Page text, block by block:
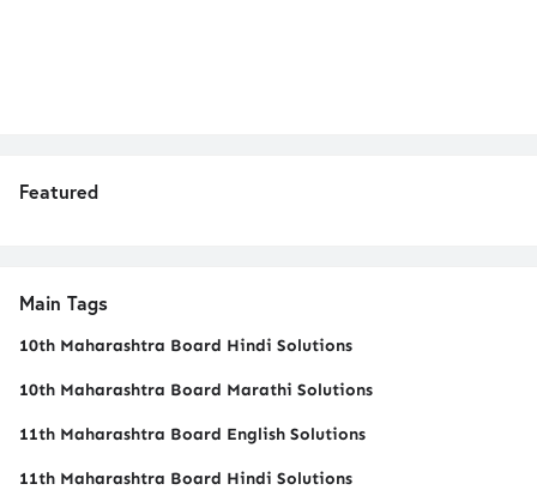
Featured
Main Tags
10th Maharashtra Board Hindi Solutions
10th Maharashtra Board Marathi Solutions
11th Maharashtra Board English Solutions
11th Maharashtra Board Hindi Solutions